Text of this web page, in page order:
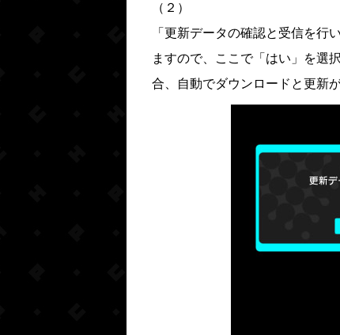
（２）
「更新データの確認と受信を行
ますので、ここで「はい」を選
合、自動でダウンロードと更新